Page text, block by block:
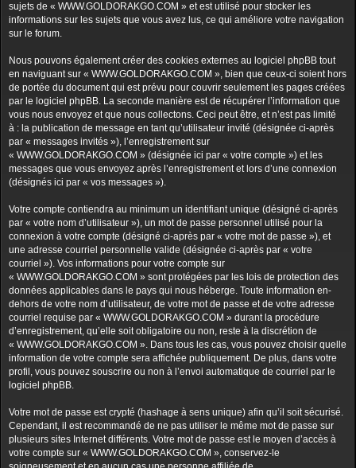
sujets de « WWW.GOLDORAKGO.COM » et est utilisé pour stocker les
informations sur les sujets que vous avez lus, ce qui améliore votre navigation
sur le forum.
Nous pouvons également créer des cookies externes au logiciel phpBB tout
en naviguant sur « WWW.GOLDORAKGO.COM », bien que ceux-ci soient hors
de portée du document qui est prévu pour couvrir seulement les pages créées
par le logiciel phpBB. La seconde manière est de récupérer l’information que
vous nous envoyez et que nous collectons. Ceci peut être, et n’est pas limité
à : la publication de message en tant qu’utilisateur invité (désignée ci-après
par « messages invités »), l’enregistrement sur
« WWW.GOLDORAKGO.COM » (désignée ici par « votre compte ») et les
messages que vous envoyez après l’enregistrement et lors d’une connexion
(désignés ici par « vos messages »).
Votre compte contiendra au minimum un identifiant unique (désigné ci-après
par « votre nom d’utilisateur »), un mot de passe personnel utilisé pour la
connexion à votre compte (désigné ci-après par « votre mot de passe »), et
une adresse courriel personnelle valide (désignée ci-après par « votre
courriel »). Vos informations pour votre compte sur
« WWW.GOLDORAKGO.COM » sont protégées par les lois de protection des
données applicables dans le pays qui nous héberge. Toute information en-
dehors de votre nom d’utilisateur, de votre mot de passe et de votre adresse
courriel requise par « WWW.GOLDORAKGO.COM » durant la procédure
d’enregistrement, qu’elle soit obligatoire ou non, reste à la discrétion de
« WWW.GOLDORAKGO.COM ». Dans tous les cas, vous pouvez choisir quelle
information de votre compte sera affichée publiquement. De plus, dans votre
profil, vous pouvez souscrire ou non à l’envoi automatique de courriel par le
logiciel phpBB.
Votre mot de passe est crypté (hashage à sens unique) afin qu’il soit sécurisé.
Cependant, il est recommandé de ne pas utiliser le même mot de passe sur
plusieurs sites Internet différents. Votre mot de passe est le moyen d’accès à
votre compte sur « WWW.GOLDORAKGO.COM », conservez-le